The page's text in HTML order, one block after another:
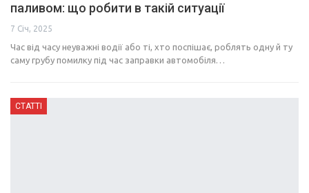
паливом: що робити в такій ситуації
7 Січ, 2025
Час від часу неуважні водії або ті, хто поспішає, роблять одну й ту
саму грубу помилку під час заправки автомобіля…
СТАТТІ